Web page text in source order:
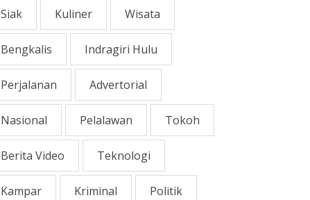
Siak Kuliner Wisata
Bengkalis Indragiri Hulu
Perjalanan Advertorial
Nasional Pelalawan Tokoh
Berita Video Teknologi
Kampar Kriminal Politik